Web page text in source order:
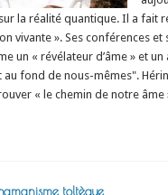
la réalité quantique. Il a fait
vivante ». Ses conférences
un « révélateur d’âme » et
au fond de nous-mêmes".
« le chemin de notre âme
toltèque